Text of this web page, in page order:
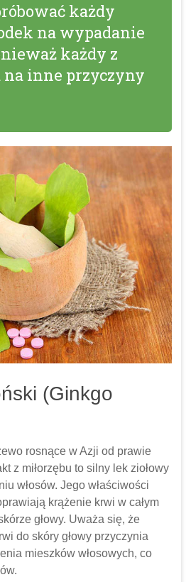
każdy
na wypadanie
każdy z
na inne przyczyny
(Ginkgo
rosnące w Azji od prawie
z miłorzębu to silny lek ziołowy
włosów. Jego właściwości
krążenie krwi w całym
głowy. Uważa się, że
do skóry głowy przyczynia
mieszków włosowych, co